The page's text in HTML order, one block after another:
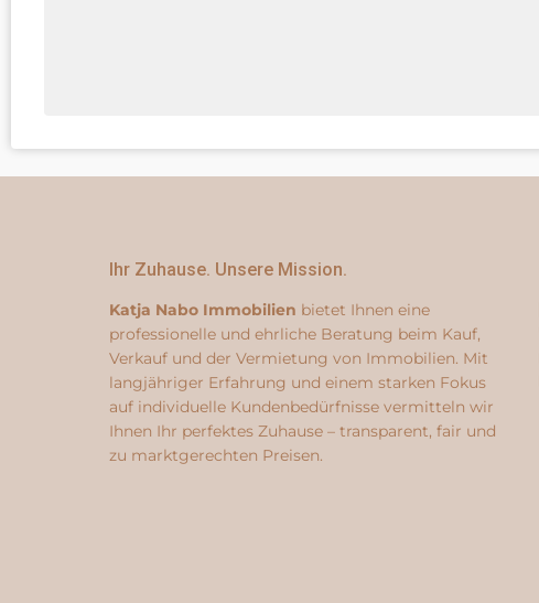
Ihr Zuhause. Unsere Mission.
Katja Nabo Immobilien bietet Ihnen eine
professionelle und ehrliche Beratung beim Kauf,
Verkauf und der Vermietung von Immobilien. Mit
langjähriger Erfahrung und einem starken Fokus
auf individuelle Kundenbedürfnisse vermitteln wir
Ihnen Ihr perfektes Zuhause – transparent, fair und
zu marktgerechten Preisen.